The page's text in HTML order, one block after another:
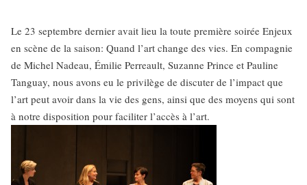
Le 23 septembre dernier avait lieu la toute première soirée Enjeux
en scène de la saison: Quand l’art change des vies. En compagnie
de Michel Nadeau, Émilie Perreault, Suzanne Prince et Pauline
Tanguay, nous avons eu le privilège de discuter de l’impact que
l’art peut avoir dans la vie des gens, ainsi que des moyens qui sont
à notre disposition pour faciliter l’accès à l’art.